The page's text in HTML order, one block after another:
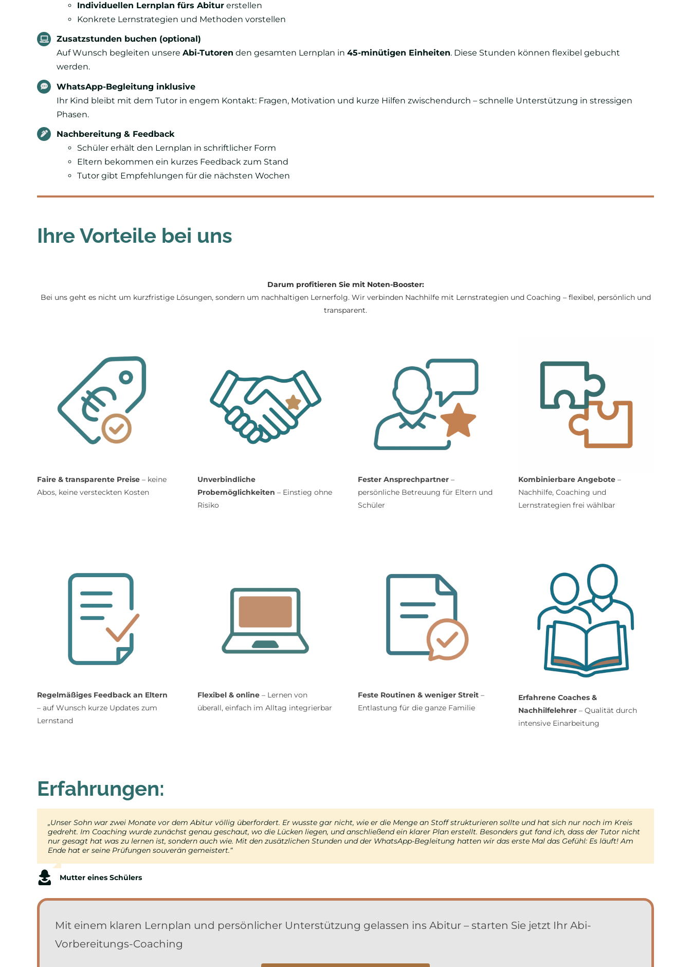
Individuellen Lernplan fürs Abitur erstellen
Konkrete Lernstrategien und Methoden vorstellen
Zusatzstunden buchen (optional)
Auf Wunsch begleiten unsereAbi-Tutoren den gesamten Lernplan in45-minütigen Einheiten. Diese Stunden können flexibel gebucht
werden.
WhatsApp-Begleitung inklusive
Ihr Kind bleibt mit dem Tutor in engem Kontakt: Fragen, Motivation und kurze Hilfen zwischendurch – schnelle Unterstützung in stressigen
Phasen.
Nachbereitung & Feedback
Schüler erhält den Lernplan in schriftlicher Form
Eltern bekommen ein kurzes Feedback zum Stand
Tutor gibt Empfehlungen für die nächsten Wochen
Ihre Vorteile bei uns
Darum profitieren Sie mit Noten-Booster:
Bei uns geht es nicht um kurzfristige Lösungen, sondern um nachhaltigen Lernerfolg. Wir verbinden Nachhilfe mit Lernstrategien und Coaching – flexibel, persönlich und
transparent.
Faire & transparente Preise– keine
Abos, keine versteckten Kosten
Unverbindliche
Probemöglichkeiten – Einstieg ohne
Risiko
Fester Ansprechpartner–
persönliche Betreuung für Eltern und
Schüler
Kombinierbare Angebote–
Nachhilfe, Coaching und
Lernstrategien frei wählbar
Regelmäßiges Feedback an Eltern
– auf Wunsch kurze Updates zum
Lernstand
Flexibel & online– Lernen von
überall, einfach im Alltag integrierbar
Feste Routinen & weniger Streit–
Entlastung für die ganze Familie
Erfahrene Coaches &
Nachhilfelehrer– Qualität durch
intensive Einarbeitung
Erfahrungen:
„Unser Sohn war zwei Monate vor dem Abitur völlig überfordert. Er wusste gar nicht, wie er die Menge an Stoff strukturieren sollte und hat sich nur noch im Kreis
gedreht. Im Coaching wurde zunächst genau geschaut, wo die Lücken liegen, und anschließend ein klarer Plan erstellt. Besonders gut fand ich, dass der Tutor nicht
nur gesagt hat waszu lernen ist, sondern auch wie. Mit den zusätzlichen Stunden und der WhatsApp-Begleitung hatten wir das erste Mal das Gefühl: Es läuft! Am
Ende hat er seine Prüfungen souverän gemeistert.“
Mutter eines Schülers
„Vor dem Coaching habe ich einfach drauflos gelernt und mich ständig verzettelt. Jetzt habe ich einen Plan, an den ich mich halten kann – das gibt mir Sicherheit
und viel weniger Stress.“
„Ich habe das Coaching drei Wochen vor meinem Abi in Mathe gemacht. Am Anfang war ich skeptisch, ob das reicht, aber der Tutor hat sofort erkannt, welche
Grundlagen mir fehlen, und den Plan genau darauf zugeschnitten. Dazu kam die WhatsApp-Betreuung, die mir vor allem in den letzten Tagen extrem geholfen hat.
Wenn ich nachts noch eine Verständnisfrage hatte, konnte ich sie stellen und hatte schnell eine Antwort. Das hat mir echt den Rücken freigehalten und mir gezeigt:
Ich bin nicht allein mit dem Abi-Stress.“
Schüler, 13. Klasse
„Unsere Tochter hatte vorher schon versucht, sich selbst einen Lernplan zu machen – aber das hat überhaupt nicht funktioniert. Sie war ständig unsicher, ob sie alles
schafft oder ob sie Wichtiges vergisst. Durch das Coaching wurde gemeinsam mit dem Tutor ein realistischer Plan erstellt. Dieser hat ihr die Unsicherheit
genommen und ihr endlich die Sicherheit gegeben, dass sie alles Schritt für Schritt bewältigen kann.“
Vater einer Schülerin
Mit einem klaren Lernplan und persönlicher Unterstützung gelassen ins Abitur – starten Sie jetzt Ihr Abi-
Vorbereitungs-Coaching